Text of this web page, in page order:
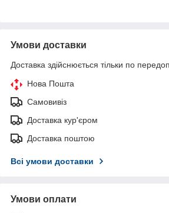
Умови доставки
Доставка здійснюється тільки по
Нова Пошта
Самовивіз
Доставка кур'єром
Доставка поштою
Всі умови доставки
Умови оплати